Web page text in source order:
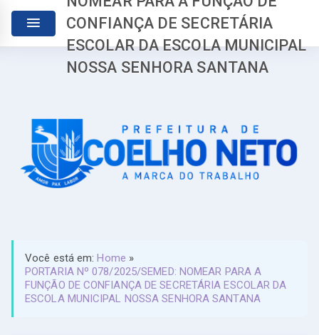
CONFIANÇA DE SECRETÁRIA
ESCOLAR DA ESCOLA MUNICIPAL
NOSSA SENHORA SANTANA
Você está em:Home »
PORTARIA Nº 078/2025/SEMED: NOMEAR PARA A
FUNÇÃO DE CONFIANÇA DE SECRETÁRIA ESCOLAR DA
ESCOLA MUNICIPAL NOSSA SENHORA SANTANA